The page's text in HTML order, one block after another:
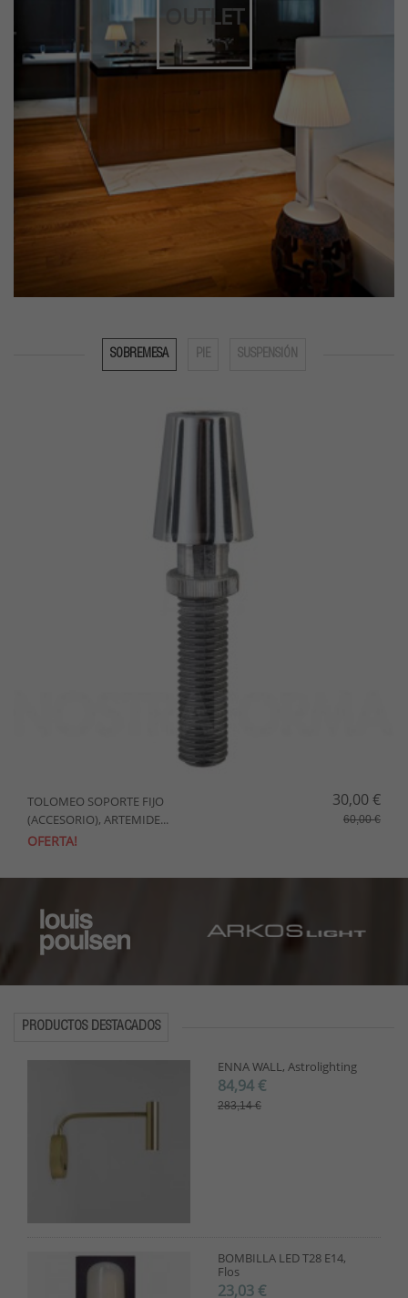
OUTLET
SOBREMESA PIE SUSPENSIÓN
TOLOMEO SOPORTE FIJO
(ACCESORIO), ARTEMIDE...
OFERTA!
30,00 €
60,00 €
PRODUCTOS DESTACADOS
ENNA WALL, Astrolighting
84,94 €
283,14 €
BOMBILLA LED T28 E14,
Flos
23,03 €